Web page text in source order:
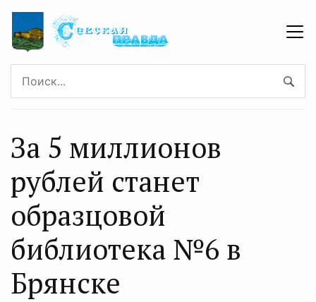
За 5 миллионов
рублей станет
образцовой
библиотека №6 в
Брянске